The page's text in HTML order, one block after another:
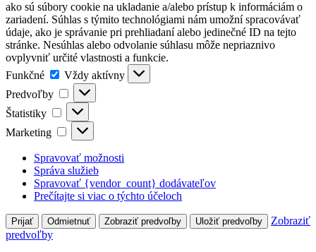
ako sú súbory cookie na ukladanie a/alebo prístup k informáciám o
zariadení. Súhlas s týmito technológiami nám umožní spracovávať
údaje, ako je správanie pri prehliadaní alebo jedinečné ID na tejto
stránke. Nesúhlas alebo odvolanie súhlasu môže nepriaznivo
ovplyvniť určité vlastnosti a funkcie.
Funkčné
Funkčné
Vždy aktívny
Predvoľby
Predvoľby
Štatistiky Štatistiky
Marketing Marketing
Spravovať možnosti
Správa služieb
Spravovať {vendor_count} dodávateľov
Prečítajte si viac o týchto účeloch
Prijať Odmietnuť Zobraziť predvoľby Uložiť predvoľby
Zobraziť
predvoľby